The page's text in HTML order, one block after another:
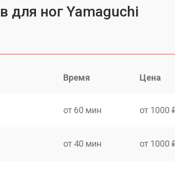
для ног Yamaguchi
Время Цена
от 60 мин от 1000
от 40 мин от 1000